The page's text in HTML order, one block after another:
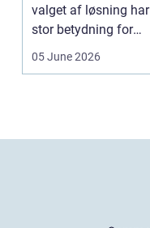
valget af løsning har
stor betydning for
b&a...
05 June 2026